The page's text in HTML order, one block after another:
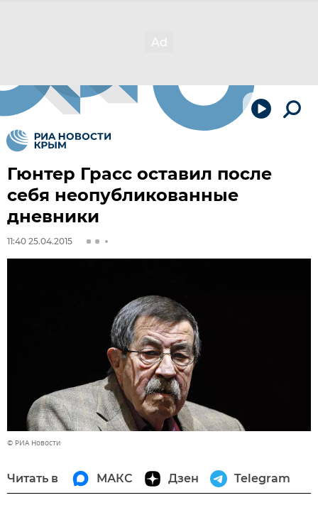
Гюнтер Грасс оставил после
себя неопубликованные
дневники
11:40 25.04.2015
© РИА Новости
Читать в МАКС Дзен Telegram